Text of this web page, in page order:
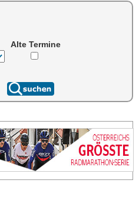
Alte Termine